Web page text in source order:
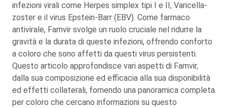
infezioni virali come Herpes simplex tipi I e II, Varicella-
zoster e il virus Epstein-Barr (EBV). Come farmaco
antivirale, Famvir svolge un ruolo cruciale nel ridurre la
gravità e la durata di queste infezioni, offrendo conforto
a coloro che sono affetti da questi virus persistenti.
Questo articolo approfondisce vari aspetti di Famvir,
dalla sua composizione ed efficacia alla sua disponibilità
ed effetti collaterali, fornendo una panoramica completa
per coloro che cercano informazioni su questo